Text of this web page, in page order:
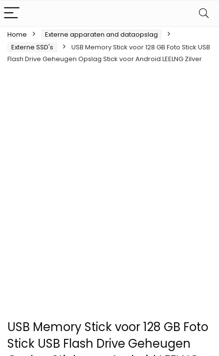
Home
Externe apparaten and dataopslag
Externe SSD's
USB Memory Stick voor 128 GB Foto Stick USB
Flash Drive Geheugen Opslag Stick voor Android LEELNG Zilver
USB Memory Stick voor 128 GB Foto
Stick USB Flash Drive Geheugen